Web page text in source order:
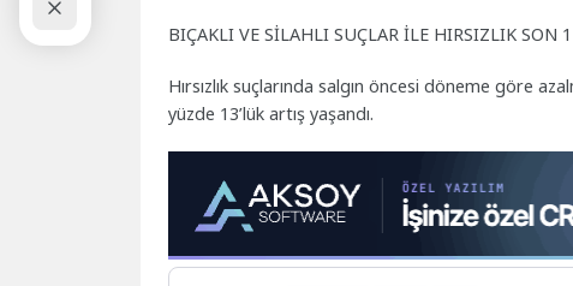
BIÇAKLI VE SİLAHLI SUÇLAR İLE HIRSIZLIK SON
Hırsızlık suçlarında salgın öncesi döneme göre
yüzde 13’lük artış yaşandı.